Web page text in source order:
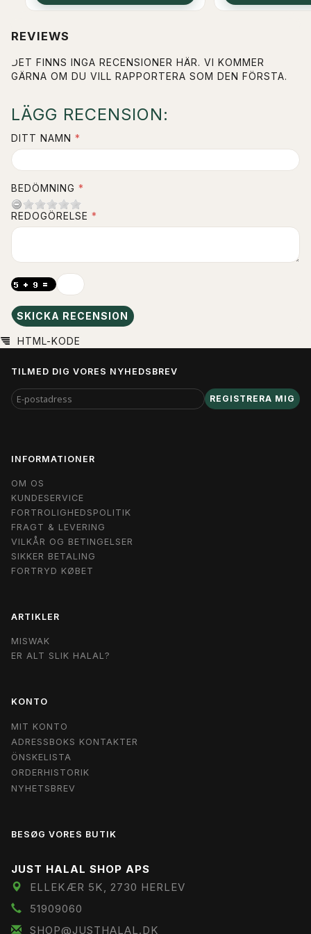
REVIEWS
DET FINNS INGA RECENSIONER HÄR. VI KOMMER
GÄRNA OM DU VILL RAPPORTERA SOM DEN FÖRSTA.
LÄGG RECENSION:
DITT NAMN
BEDÖMNING
REDOGÖRELSE
SKICKA RECENSION
HTML-KODE
TILMED DIG VORES NYHEDSBREV
E-
POSTADRESS
REGISTRERA MIG
INFORMATIONER
OM OS
KUNDESERVICE
FORTROLIGHEDSPOLITIK
FRAGT & LEVERING
VILKÅR OG BETINGELSER
SIKKER BETALING
FORTRYD KØBET
ARTIKLER
MISWAK
ER ALT SLIK HALAL?
KONTO
MIT KONTO
ADRESSBOKS KONTAKTER
ÖNSKELISTA
ORDERHISTORIK
NYHETSBREV
BESØG VORES BUTIK
JUST HALAL SHOP APS
ELLEKÆR 5K, 2730 HERLEV
51909060
SHOP@JUSTHALAL.DK